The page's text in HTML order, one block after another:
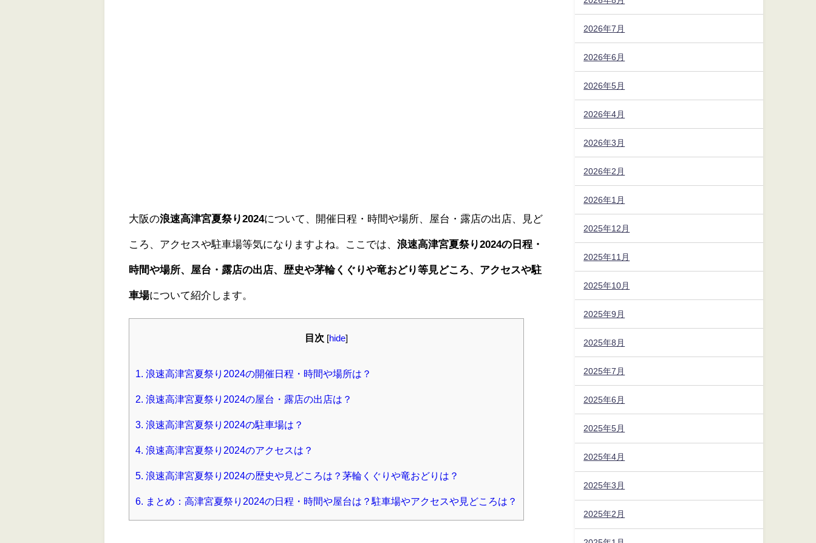
大阪の浪速高津宮夏祭り2024について、開催日程・時間や場所、屋台・露店の出店、見ど
ころ、アクセスや駐車場等気になりますよね。ここでは、浪速高津宮夏祭り2024の日程・
時間や場所、屋台・露店の出店、歴史や茅輪くぐりや竜おどり等見どころ、アクセスや駐
車場について紹介します。
目次 hide
1. 浪速高津宮夏祭り2024の開催日程・時間や場所は？
2. 浪速高津宮夏祭り2024の屋台・露店の出店は？
3. 浪速高津宮夏祭り2024の駐車場は？
4. 浪速高津宮夏祭り2024のアクセスは？
5. 浪速高津宮夏祭り2024の歴史や見どころは？茅輪くぐりや竜おどりは？
6. まとめ：高津宮夏祭り2024の日程・時間や屋台は？駐車場やアクセスや見どころは？
2026年7月
2026年6月
2026年5月
2026年4月
2026年3月
2026年2月
2026年1月
2025年12月
2025年11月
2025年10月
2025年9月
2025年8月
2025年7月
2025年6月
2025年5月
2025年4月
2025年3月
2025年2月